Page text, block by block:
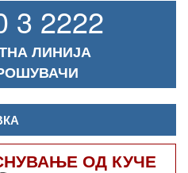
3 2222
ЛИНИЈА
ОД КУЧЕ